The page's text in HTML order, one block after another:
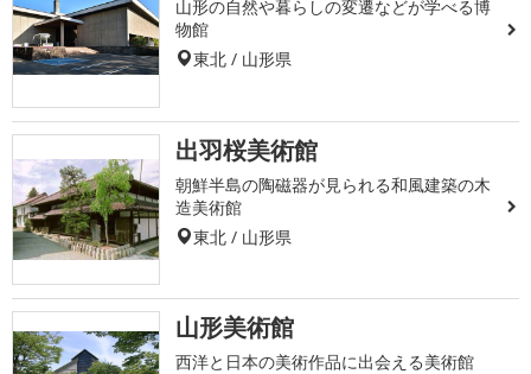
山形の自然や暮らしの変遷などが学べる博
物館
東北 / 山形県
出羽桜美術館
朝鮮半島の陶磁器が見られる和風建築の木
造美術館
東北 / 山形県
山形美術館
西洋と日本の美術作品に出会える美術館